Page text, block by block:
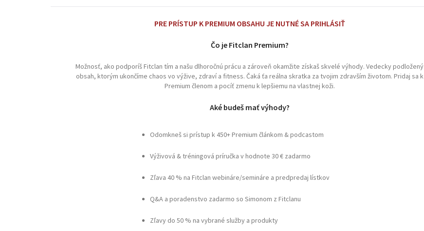
PRE PRÍSTUP K PREMIUM OBSAHU JE NUTNÉ SA PRIHLÁSIŤ
Čo je Fitclan Premium?
Možnosť, ako podporíš Fitclan tím a našu dlhoročnú prácu a zároveň okamžite získaš skvelé výhody. Vedecky podložený
obsah, ktorým ukončíme chaos vo výžive, zdraví a fitness. Čaká ťa reálna skratka za tvojim zdravším životom. Pridaj sa k
Premium členom a pocíť zmenu k lepšiemu na vlastnej koži.
Aké budeš mať výhody?
Odomkneš si prístup k 450+ Premium článkom & podcastom
Výživová & tréningová príručka v hodnote 30 € zadarmo
Zľava 40 % na Fitclan webináre/semináre a predpredaj lístkov
Q&A a poradenstvo zadarmo so Simonom z Fitclanu
Zľavy do 50 % na vybrané služby a produkty